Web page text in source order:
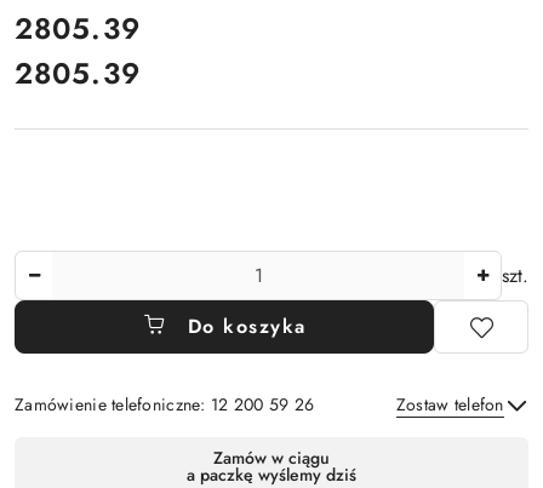
cena:
2805.39
Cena:
2805.39
szt.
Do koszyka
Zamówienie telefoniczne: 12 200 59 26 Zostaw telefon
Zamów w ciągu
a paczkę wyślemy dziś